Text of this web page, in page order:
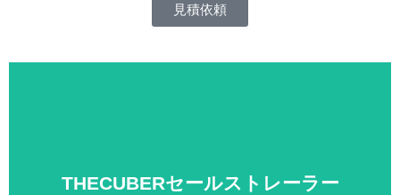
見積依頼
THECUBERセールストレーラー